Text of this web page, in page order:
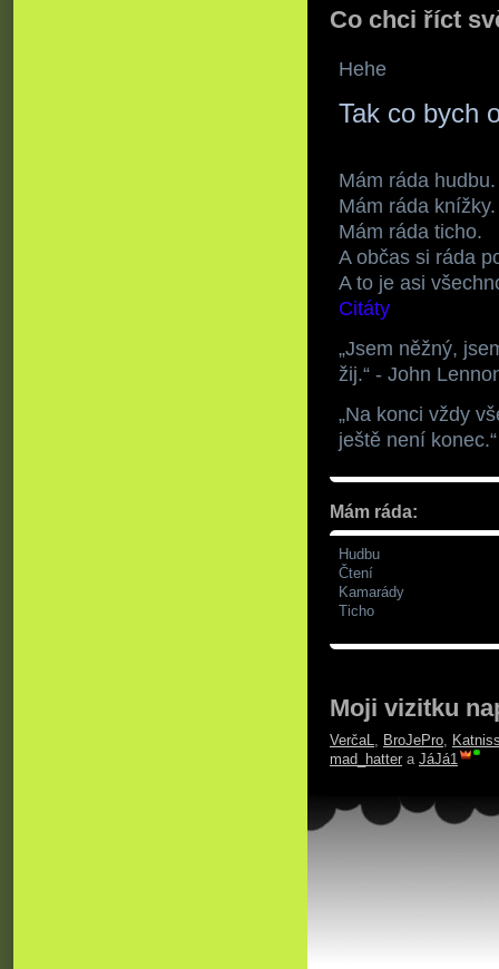
Co chci říct
Hehe
Tak co bych
Mám ráda hudbu.
Mám ráda knížky.
Mám ráda ticho.
A občas si ráda
A to je asi
Citáty
„Jsem něžný,
žij.“ - John
„Na konci vždy
ještě není
Mám ráda:
Hudbu
Čtení
Kamarády
Ticho
Moji vizitku
VerčaL, BroJePro,
mad_hatter a JáJá1